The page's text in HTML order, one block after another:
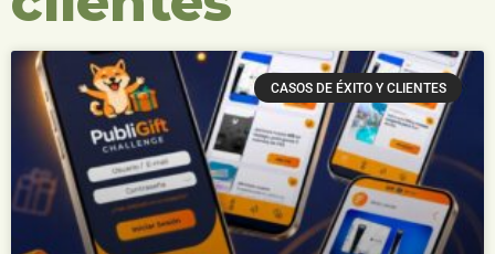
CASOS DE ÉXITO Y CLIENTES